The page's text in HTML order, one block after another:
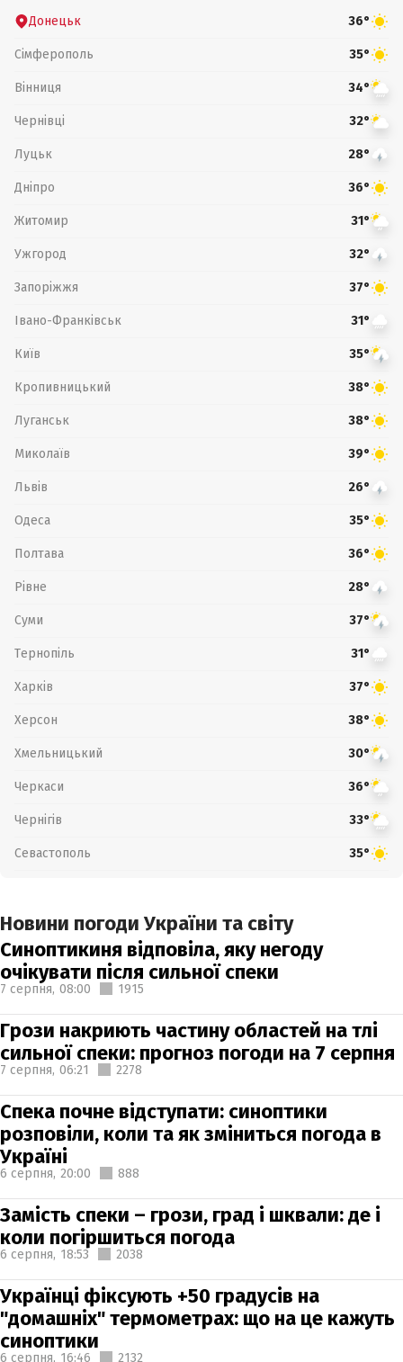
Донецьк 36°
Сімферополь 35°
Вінниця 34°
Чернівці 32°
Луцьк 28°
Дніпро 36°
Житомир 31°
Ужгород 32°
Запоріжжя 37°
Івано-Франківськ 31°
Київ 35°
Кропивницький 38°
Луганськ 38°
Миколаїв 39°
Львів 26°
Одеса 35°
Полтава 36°
Рівне 28°
Суми 37°
Тернопіль 31°
Харків 37°
Херсон 38°
Хмельницький 30°
Черкаси 36°
Чернігів 33°
Севастополь 35°
Новини погоди України та світу
Синоптикиня відповіла, яку негоду
очікувати після сильної спеки
7 серпня, 08:00 1915
Грози накриють частину областей на тлі
сильної спеки: прогноз погоди на 7 серпня
7 серпня, 06:21 2278
Спека почне відступати: синоптики
розповіли, коли та як зміниться погода в
Україні
6 серпня, 20:00 888
Замість спеки – грози, град і шквали: де і
коли погіршиться погода
6 серпня, 18:53 2038
Українці фіксують +50 градусів на
"домашніх" термометрах: що на це кажуть
синоптики
6 серпня, 16:46 2132